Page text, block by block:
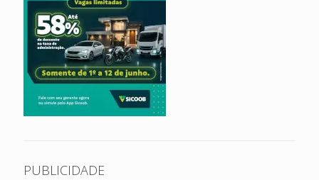
PUBLICIDADE